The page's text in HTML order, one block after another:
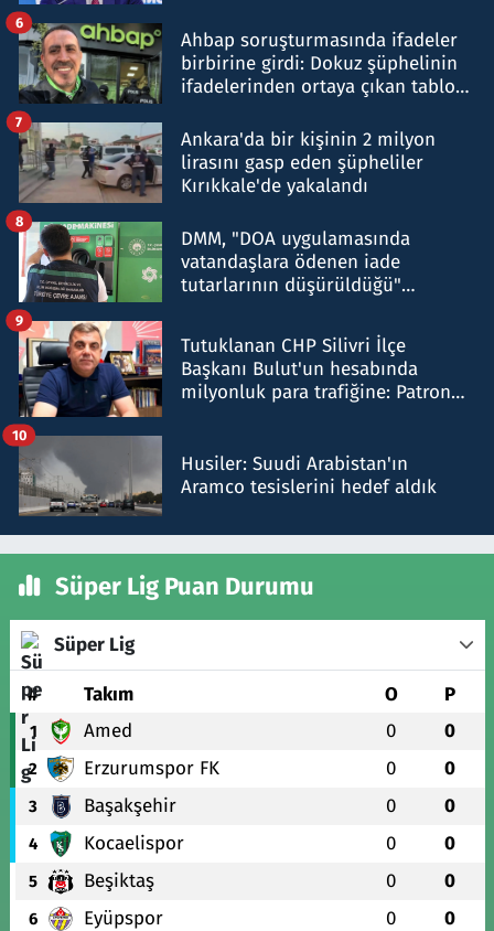
Ahbap soruşturmasında ifadeler
birbirine girdi: Dokuz şüphelinin
ifadelerinden ortaya çıkan tablo
6
Ankara'da bir kişinin 2 milyon
lirasını gasp eden şüpheliler
Kırıkkale'de yakalandı
7
DMM, "DOA uygulamasında
vatandaşlara ödenen iade
tutarlarının düşürüldüğü"
8
Tutuklanan CHP Silivri İlçe
Başkanı Bulut'un hesabında
milyonluk para trafiğine: Patron
9
Husiler: Suudi Arabistan'ın
Aramco tesislerini hedef aldık
10
Süper Lig Puan Durumu
Süper Lig
# Takım O P
1 Amed 0 0
2 Erzurumspor FK 0 0
3 Başakşehir 0 0
4 Kocaelispor 0 0
5 Beşiktaş 0 0
6 Eyüpspor 0 0